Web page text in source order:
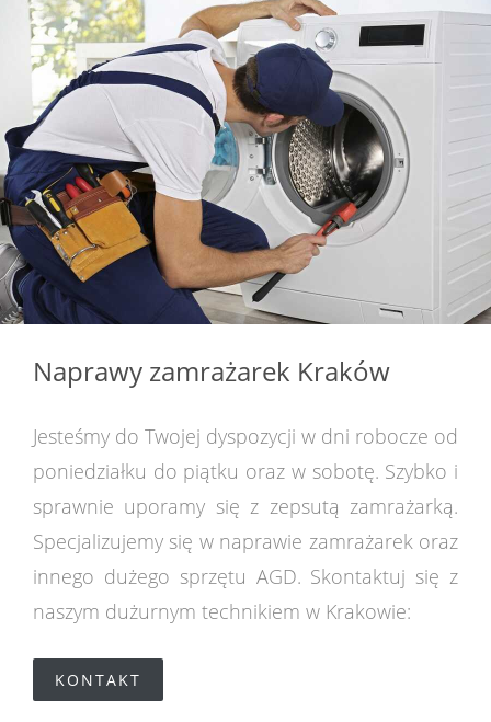
Naprawy zamrażarek Kraków
Jesteśmy do Twojej dyspozycji w dni robocze od
poniedziałku do piątku oraz w sobotę. Szybko i
sprawnie uporamy się z zepsutą zamrażarką.
Specjalizujemy się w naprawie zamrażarek oraz
innego dużego sprzętu AGD. Skontaktuj się z
naszym dużurnym technikiem w Krakowie:
KONTAKT